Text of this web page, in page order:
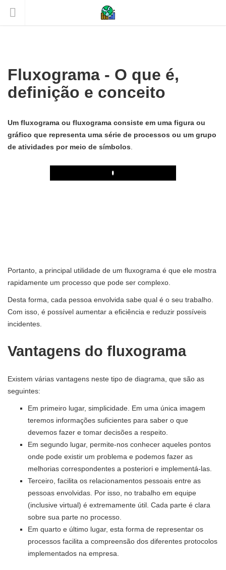
Fluxograma - O que é,
definição e conceito
Um fluxograma ou fluxograma consiste em uma figura ou
gráfico que representa uma série de processos ou um grupo
de atividades por meio de símbolos
Play
Portanto, a principal utilidade de um fluxograma é que ele mostra
rapidamente um processo que pode ser complexo.
Desta forma, cada pessoa envolvida sabe qual é o seu trabalho.
Com isso, é possível aumentar a eficiência e reduzir possíveis
incidentes.
Vantagens do fluxograma
Existem várias vantagens neste tipo de diagrama, que são as
seguintes:
Em primeiro lugar, simplicidade. Em uma única imagem
teremos informações suficientes para saber o que
devemos fazer e tomar decisões a respeito.
Em segundo lugar, permite-nos conhecer aqueles pontos
onde pode existir um problema e podemos fazer as
melhorias correspondentes a posteriori e implementá-las.
Terceiro, facilita os relacionamentos pessoais entre as
pessoas envolvidas. Por isso, no trabalho em equipe
(inclusive virtual) é extremamente útil. Cada parte é clara
sobre sua parte no processo.
Em quarto e último lugar, esta forma de representar os
processos facilita a compreensão dos diferentes protocolos
implementados na empresa.